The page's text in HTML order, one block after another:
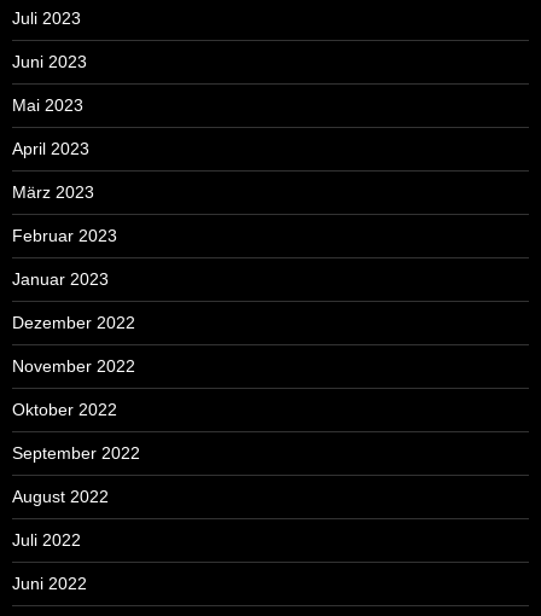
Juli 2023
Juni 2023
Mai 2023
April 2023
März 2023
Februar 2023
Januar 2023
Dezember 2022
November 2022
Oktober 2022
September 2022
August 2022
Juli 2022
Juni 2022